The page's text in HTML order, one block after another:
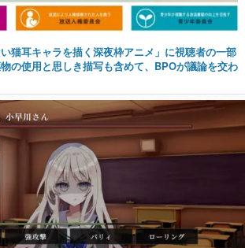
猫耳キャラを描く深夜枠アニメ」に視聴者の一部
の使用と思しき描写も含めて、BPOが議論を交わ